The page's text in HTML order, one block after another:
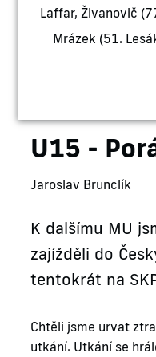
Laffar, Živanovič
Mrázek (51.
U15 -
Jaroslav Brunclík
K dalšímu MU
zajížděli do
tentokrát na
Chtěli jsme urvat
utkání. Utkání se